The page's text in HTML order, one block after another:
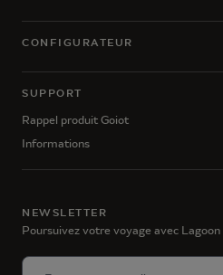
CONFIGURATEUR
SUPPORT
Rappel produit Goiot
Informations
NEWSLETTER
Poursuivez votre voyage avec